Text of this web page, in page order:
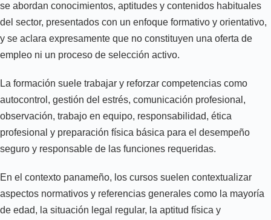
se abordan conocimientos, aptitudes y contenidos habituales
del sector, presentados con un enfoque formativo y orientativo,
y se aclara expresamente que no constituyen una oferta de
empleo ni un proceso de selección activo.
La formación suele trabajar y reforzar competencias como
autocontrol, gestión del estrés, comunicación profesional,
observación, trabajo en equipo, responsabilidad, ética
profesional y preparación física básica para el desempeño
seguro y responsable de las funciones requeridas.
En el contexto panameño, los cursos suelen contextualizar
aspectos normativos y referencias generales como la mayoría
de edad, la situación legal regular, la aptitud física y